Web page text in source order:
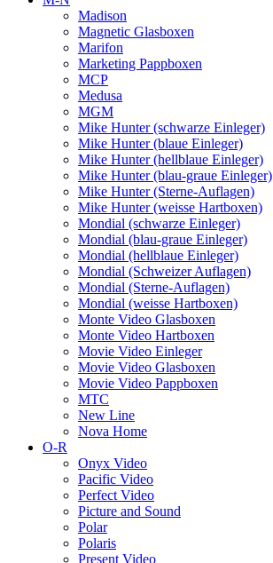
Madison
Magnetic Glasboxen
Marifon
Marketing Pappboxen
MCP
Medusa
MGM
Mike Hunter (schwarze Einleger)
Mike Hunter (blaue Einleger)
Mike Hunter (hellblaue Einleger)
Mike Hunter (blau-graue Einleger)
Mike Hunter (Sterne-Auflagen)
Mike Hunter (weisse Hartboxen)
Mondial (schwarze Einleger)
Mondial (blau-graue Einleger)
Mondial (hellblaue Einleger)
Mondial (Schweizer Auflagen)
Mondial (Sterne-Auflagen)
Mondial (weisse Hartboxen)
Monte Video Glasboxen
Monte Video Hartboxen
Movie Video Einleger
Movie Video Glasboxen
Movie Video Pappboxen
MTC
New Line
Nova Home
O-R
Onyx Video
Pacific Video
Perfect Video
Picture and Sound
Polar
Polaris
Present Video